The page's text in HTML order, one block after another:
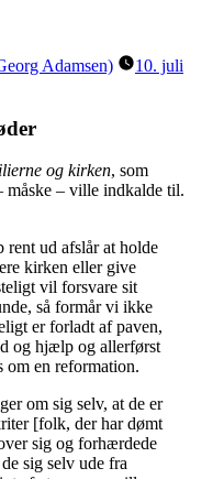
Adamsen)
10. juli
og kirken, som
måske – ville indkalde til.
rent ud afslår at holde
kirken eller give
vil forsvare sit
så formår vi ikke
er forladt af paven,
og hjælp og allerførst
om en reformation.
om sig selv, at de er
[folk, der har dømt
sig og forhærdede
sig selv ude fra